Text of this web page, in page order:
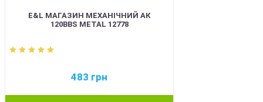
E&L МАГАЗИН МЕХАНІЧНИЙ АК
120BBS METAL 12778
483 грн